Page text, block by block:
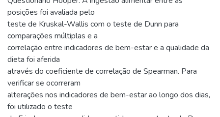
posições foi avaliada pelo
teste de Kruskal-Wallis com o teste de Dunn para
comparações múltiplas e a
correlação entre indicadores de bem-estar e a qualidade da
dieta foi aferida
através do coeficiente de correlação de Spearman. Para
verificar se ocorreram
alterações nos indicadores de bem-estar ao longo dos dias,
foi utilizado o teste